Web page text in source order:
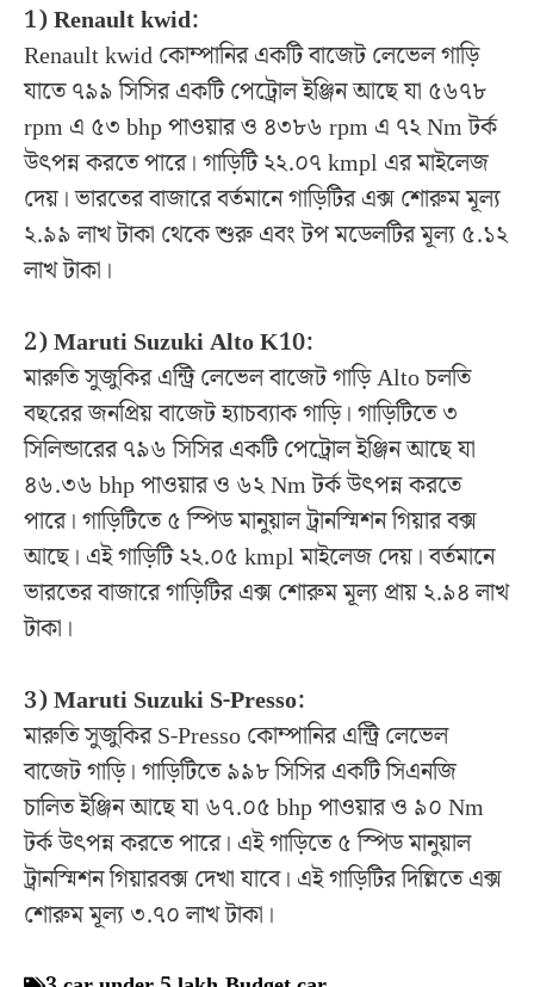
1) Renault kwid:
Renault kwid কোম্পানির একটি বাজেট লেভেল গাড়ি
যাতে ৭৯৯ সিসির একটি পেট্রোল ইঞ্জিন আছে যা ৫৬৭৮
rpm এ ৫৩ bhp পাওয়ার ও ৪৩৮৬ rpm এ ৭২ Nm টর্ক
উৎপন্ন করতে পারে। গাড়িটি ২২.০৭ kmpl এর মাইলেজ
দেয়। ভারতের বাজারে বর্তমানে গাড়িটির এক্স শোরুম মূল্য
২.৯৯ লাখ টাকা থেকে শুরু এবং টপ মডেলটির মূল্য ৫.১২
লাখ টাকা।
2) Maruti Suzuki Alto K10:
মারুতি সুজুকির এন্ট্রি লেভেল বাজেট গাড়ি Alto চলতি
বছরের জনপ্রিয় বাজেট হ্যাচব্যাক গাড়ি। গাড়িটিতে ৩
সিলিন্ডারের ৭৯৬ সিসির একটি পেট্রোল ইঞ্জিন আছে যা
৪৬.৩৬ bhp পাওয়ার ও ৬২ Nm টর্ক উৎপন্ন করতে
পারে। গাড়িটিতে ৫ স্পিড মানুয়াল ট্রানস্মিশন গিয়ার বক্স
আছে। এই গাড়িটি ২২.০৫ kmpl মাইলেজ দেয়। বর্তমানে
ভারতের বাজারে গাড়িটির এক্স শোরুম মূল্য প্রায় ২.৯৪ লাখ
টাকা।
3) Maruti Suzuki S-Presso:
মারুতি সুজুকির S-Presso কোম্পানির এন্ট্রি লেভেল
বাজেট গাড়ি। গাড়িটিতে ৯৯৮ সিসির একটি সিএনজি
চালিত ইঞ্জিন আছে যা ৬৭.০৫ bhp পাওয়ার ও ৯০ Nm
টর্ক উৎপন্ন করতে পারে। এই গাড়িতে ৫ স্পিড মানুয়াল
ট্রানস্মিশন গিয়ারবক্স দেখা যাবে। এই গাড়িটির দিল্লিতে এক্স
শোরুম মূল্য ৩.৭০ লাখ টাকা।